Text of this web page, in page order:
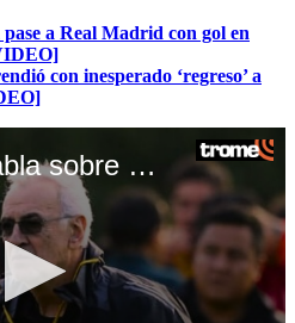
a Real Madrid con gol en
con inesperado ‘regreso’ a
Jorge Fossati habla sobre situación de Christian Cueva y Gianluca Lapadula (Video: Canal N)